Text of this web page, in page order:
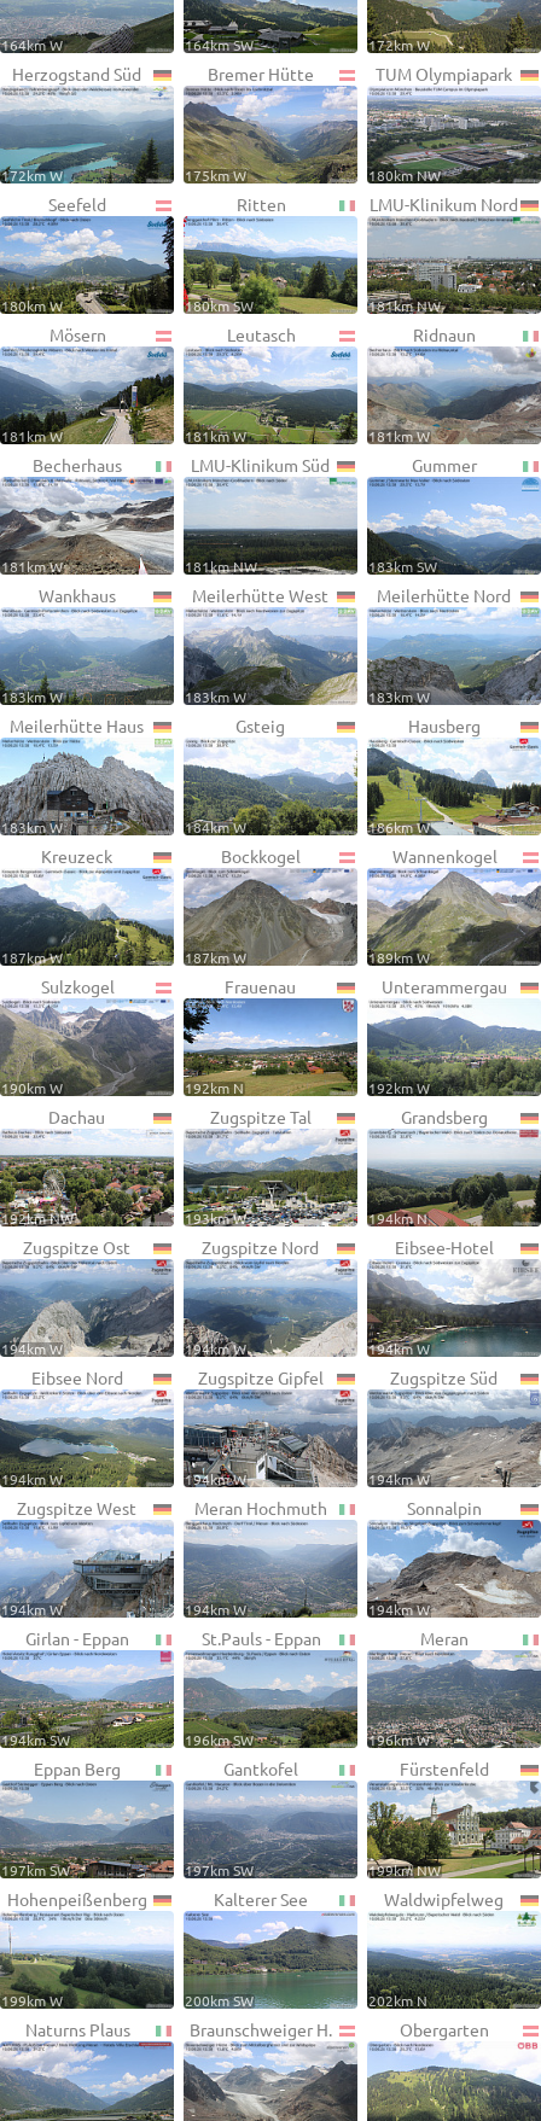
164km W 164km SW 172km W
Herzogstand Süd
172km W
Bremer Hütte
175km W
TUM Olympiapark
180km NW
Seefeld
180km W
Ritten
180km SW
LMU-Klinikum Nord
181km NW
Mösern
181km W
Leutasch
181km W
Ridnaun
181km W
Becherhaus
181km W
LMU-Klinikum Süd
181km NW
Gummer
183km SW
Wankhaus
183km W
Meilerhütte West
183km W
Meilerhütte Nord
183km W
Meilerhütte Haus
183km W
Gsteig
184km W
Hausberg
186km W
Kreuzeck
187km W
Bockkogel
187km W
Wannenkogel
189km W
Sulzkogel
190km W
Frauenau
192km N
Unterammergau
192km W
Dachau
192km NW
Zugspitze Tal
193km W
Grandsberg
194km N
Zugspitze Ost
194km W
Zugspitze Nord
194km W
Eibsee-Hotel
194km W
Eibsee Nord
194km W
Zugspitze Gipfel
194km W
Zugspitze Süd
194km W
Zugspitze West
194km W
Meran Hochmuth
194km W
Sonnalpin
194km W
Girlan - Eppan
194km SW
St.Pauls - Eppan
196km SW
Meran
196km W
Eppan Berg
197km SW
Gantkofel
197km SW
Fürstenfeld
199km NW
Hohenpeißenberg
199km W
Kalterer See
200km SW
Waldwipfelweg
202km N
Naturns Plaus Braunschweiger H. Obergarten